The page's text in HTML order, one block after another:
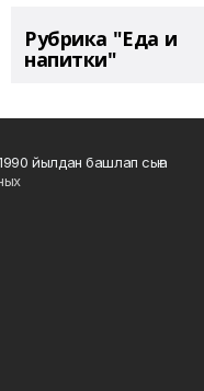
Рубрика "Еда и
напитки"
йылдан башлап сыға